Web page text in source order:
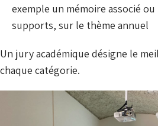
exemple un mémoire associé ou
supports, sur le thème annuel
Un jury académique désigne le
chaque catégorie.